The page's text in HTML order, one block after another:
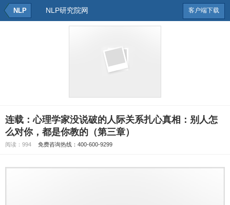
NLP NLP研究院网 客户端下载
连载：心理学家没说破的人际关系扎心真相：别人怎
么对你，都是你教的（第三章）
阅读： 994 免费咨询热线：400-600-9299